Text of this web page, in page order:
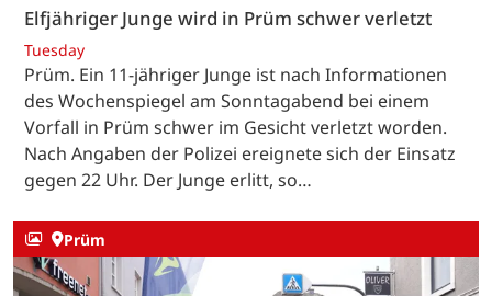
Elfjähriger Junge wird in Prüm schwer verletzt
Tuesday
Prüm. Ein 11-jähriger Junge ist nach Informationen
des Wochenspiegel am Sonntagabend bei einem
Vorfall in Prüm schwer im Gesicht verletzt worden.
Nach Angaben der Polizei ereignete sich der Einsatz
gegen 22 Uhr. Der Junge erlitt, so…
Prüm